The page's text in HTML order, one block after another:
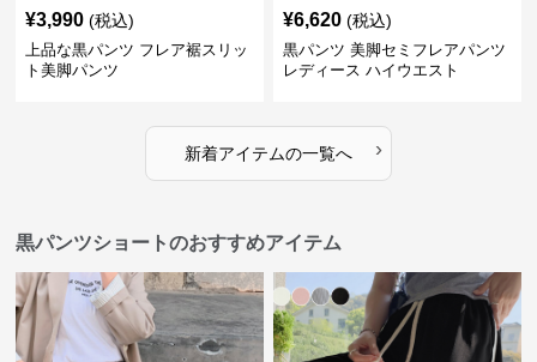
¥3,990 (税込)
上品な黒パンツ フレア裾スリッ
ト美脚パンツ
¥6,620 (税込)
黒パンツ 美脚セミフレアパンツ
レディース ハイウエスト
新着アイテムの一覧へ ›
黒パンツショートのおすすめアイテム